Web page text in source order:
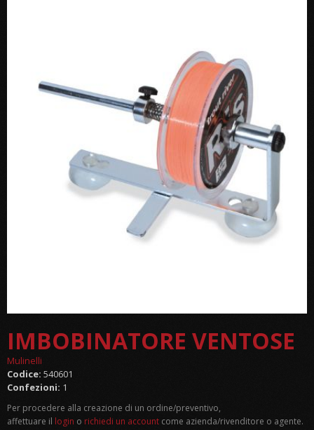
IMBOBINATORE VENTOSE
Mulinelli
Codice: 540601
Confezioni: 1
Per procedere alla creazione di un ordine/preventivo,
affettuare il login o richiedi un account come azienda/rivenditore o agente.